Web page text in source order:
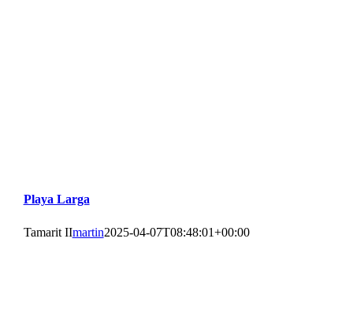
Playa Larga
Tamarit IImartin2025-04-07T08:48:01+00:00